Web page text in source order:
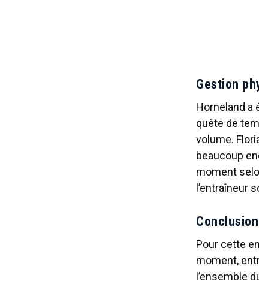
Gestion
Horneland a
quête de
volume.
beaucoup
moment
l’entraîneur
Conclusion
Pour cette
moment,
l’ensemble